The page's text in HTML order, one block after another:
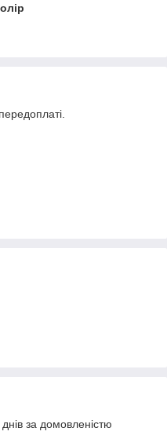
за домовленістю